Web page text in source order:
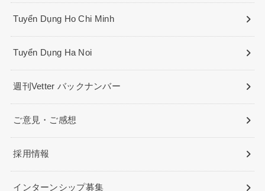
Tuyển Dụng Ho Chi Minh
Tuyển Dụng Ha Noi
週刊Vetter バックナンバー
ご意見・ご感想
採用情報
インターンシップ募集